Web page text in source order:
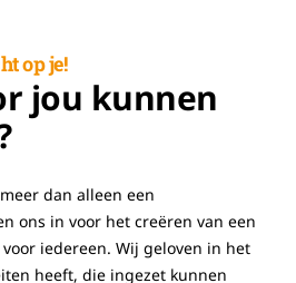
op je!
jou kunnen
dan alleen een
ons in voor het creëren van een
iedereen. Wij geloven in het
heeft, die ingezet kunnen